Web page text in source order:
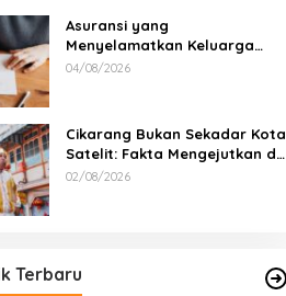
Asuransi yang
Menyelamatkan Keluarga
Saat Kebakaran
04/08/2026
Cikarang Bukan Sekadar Kota
Satelit: Fakta Mengejutkan di
Balik Ibu Kota Industri Jawa…
02/08/2026
Terbaru